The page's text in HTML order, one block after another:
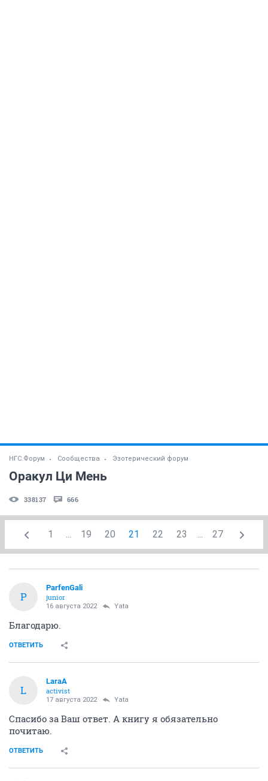
НГС.Форум Сообщества Эзотерический форум
Оракул Ци Мень
338137 666
1 ... 19 20 21 22 23 ... 27
P
ParfenGali
junior
16 августа 2022 Yata
Благодарю.
ОТВЕТИТЬ
L
LaraA
activist
17 августа 2022 Yata
Спасибо за Ваш ответ. А книгу я обязательно
почитаю.
ОТВЕТИТЬ